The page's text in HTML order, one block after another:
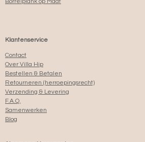
Klantenservice
Contact
Over Villa Hip
Bestellen & Betalen
Retourneren (herroepingsrecht)
Verzending & Levering
F.A.Q.
Samenwerken
Blog